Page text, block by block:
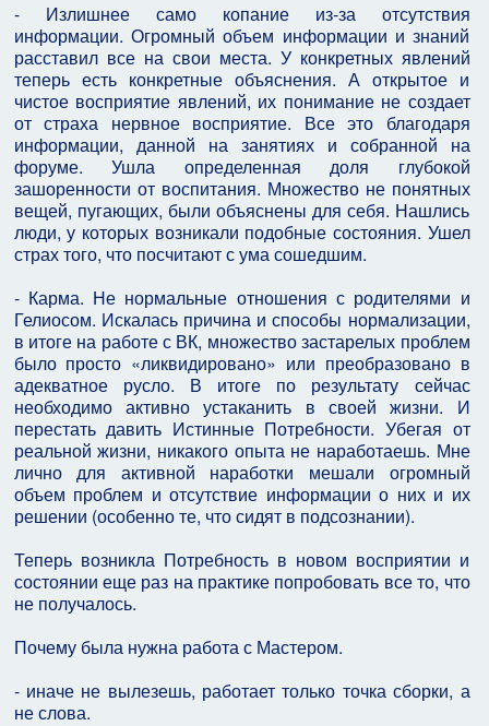
- Излишнее само копание из-за отсутствия
информации. Огромный объем информации и знаний
расставил все на свои места. У конкретных явлений
теперь есть конкретные объяснения. А открытое и
чистое восприятие явлений, их понимание не создает
от страха нервное восприятие. Все это благодаря
информации, данной на занятиях и собранной на
форуме. Ушла определенная доля глубокой
зашоренности от воспитания. Множество не понятных
вещей, пугающих, были объяснены для себя. Нашлись
люди, у которых возникали подобные состояния. Ушел
страх того, что посчитают с ума сошедшим.
- Карма. Не нормальные отношения с родителями и
Гелиосом. Искалась причина и способы нормализации,
в итоге на работе с ВК, множество застарелых проблем
было просто «ликвидировано» или преобразовано в
адекватное русло. В итоге по результату сейчас
необходимо активно устаканить в своей жизни. И
перестать давить Истинные Потребности. Убегая от
реальной жизни, никакого опыта не наработаешь. Мне
лично для активной наработки мешали огромный
объем проблем и отсутствие информации о них и их
решении (особенно те, что сидят в подсознании).
Теперь возникла Потребность в новом восприятии и
состоянии еще раз на практике попробовать все то, что
не получалось.
Почему была нужна работа с Мастером.
- иначе не вылезешь, работает только точка сборки, а
не слова.